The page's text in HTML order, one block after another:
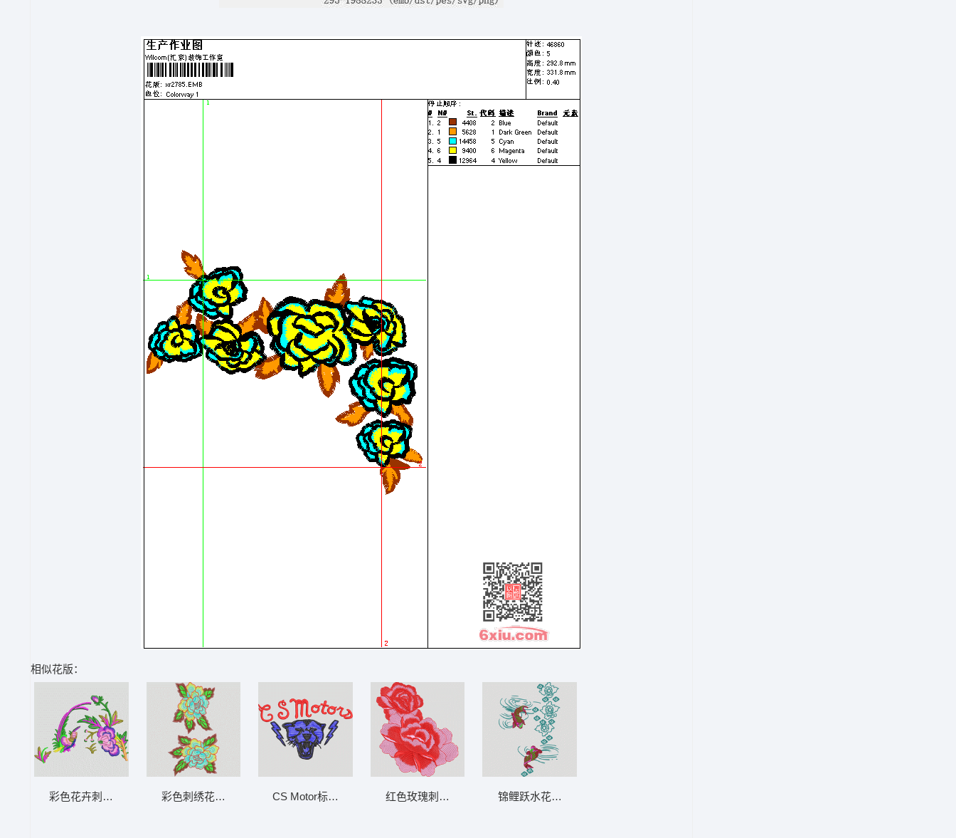
相似花版：
彩色花卉刺绣图案 鸟 彩色刺绣花卉图案 靓花 CS Motor标志设计 豹 红色玫瑰刺绣图案 靓花 锦鲤跃水花影舞 金鱼